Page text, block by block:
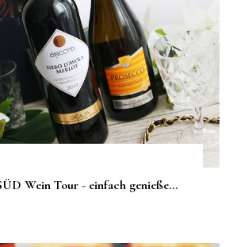
Wein Tour - einfach genieße...